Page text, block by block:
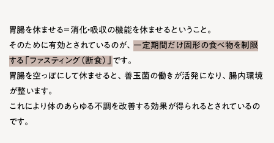
胃腸を休ませる＝消化・吸収の機能を休ませるということ。
そのために有効とされているのが、 一定期間だけ固形の食べ物を制限
する「ファスティング（断食）」 です。
胃腸を空っぽにして休ませると、善玉菌の働きが活発になり、腸内環境
が整います。
これにより体のあらゆる不調を改善する効果が得られるとされているの
です。